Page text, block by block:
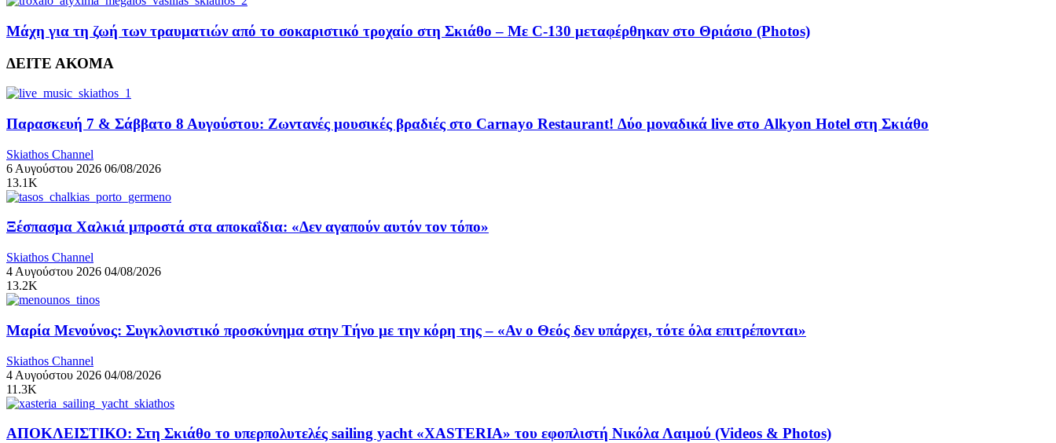
Μάχη για τη ζωή των τραυματιών από το σοκαριστικό τροχαίο στη Σκιάθο – Με C-130 μεταφέρθηκαν στο Θριάσιο (Photos)
ΔΕΙΤΕ ΑΚΟΜΑ
Παρασκευή 7 & Σάββατο 8 Αυγούστου: Ζωντανές μουσικές βραδιές στο Carnayo Restaurant! Δύο μοναδικά live στο Alkyon Hotel στη Σκιάθο
Skiathos Channel
6 Αυγούστου 2026 06/08/2026
13.1K
Ξέσπασμα Χαλκιά μπροστά στα αποκαΐδια: «Δεν αγαπούν αυτόν τον τόπο»
Skiathos Channel
4 Αυγούστου 2026 04/08/2026
13.2K
Μαρία Μενούνος: Συγκλονιστικό προσκύνημα στην Τήνο με την κόρη της – «Αν ο Θεός δεν υπάρχει, τότε όλα επιτρέπονται»
Skiathos Channel
4 Αυγούστου 2026 04/08/2026
11.3K
ΑΠΟΚΛΕΙΣΤΙΚΟ: Στη Σκιάθο το υπερπολυτελές sailing yacht «XASTERIA» του εφοπλιστή Νικόλα Λαιμού (Videos & Photos)